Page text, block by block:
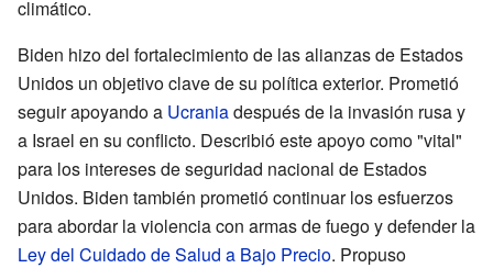
climático.
Biden hizo del fortalecimiento de las alianzas de Estados
Unidos un objetivo clave de su política exterior. Prometió
seguir apoyando a Ucraniadespués de la invasión rusa y
a Israel en su conflicto. Describió este apoyo como "vital"
para los intereses de seguridad nacional de Estados
Unidos. Biden también prometió continuar los esfuerzos
para abordar la violencia con armas de fuego y defender la
Ley del Cuidado de Salud a Bajo Precio. Propuso